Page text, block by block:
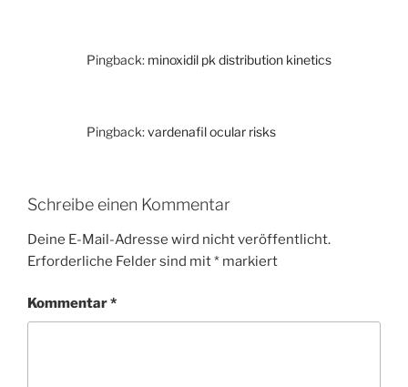
Pingback: minoxidil pk distribution kinetics
Pingback:vardenafil ocular risks
Schreibe einen Kommentar
Deine E-Mail-Adresse wird nicht veröffentlicht.
Erforderliche Felder sind mit* markiert
Kommentar*